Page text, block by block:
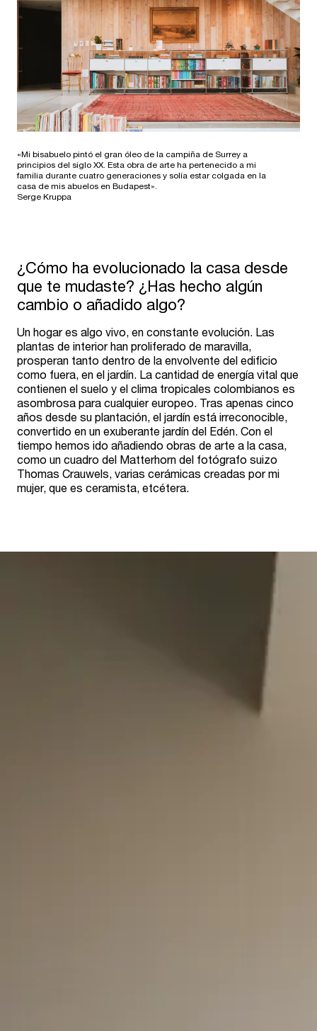
«Mi bisabuelo pintó el gran óleo de la campiña de Surrey a
principios del siglo XX. Esta obra de arte ha pertenecido a mi
familia durante cuatro generaciones y solía estar colgada en la
casa de mis abuelos en Budapest».
Serge Kruppa
¿Cómo ha evolucionado la casa desde
que te mudaste? ¿Has hecho algún
cambio o añadido algo?
Un hogar es algo vivo, en constante evolución. Las
plantas de interior han proliferado de maravilla,
prosperan tanto dentro de la envolvente del edificio
como fuera, en el jardín. La cantidad de energía vital que
contienen el suelo y el clima tropicales colombianos es
asombrosa para cualquier europeo. Tras apenas cinco
años desde su plantación, el jardín está irreconocible,
convertido en un exuberante jardín del Edén. Con el
tiempo hemos ido añadiendo obras de arte a la casa,
como un cuadro del Matterhorn del fotógrafo suizo
Thomas Crauwels, varias cerámicas creadas por mi
mujer, que es ceramista, etcétera.